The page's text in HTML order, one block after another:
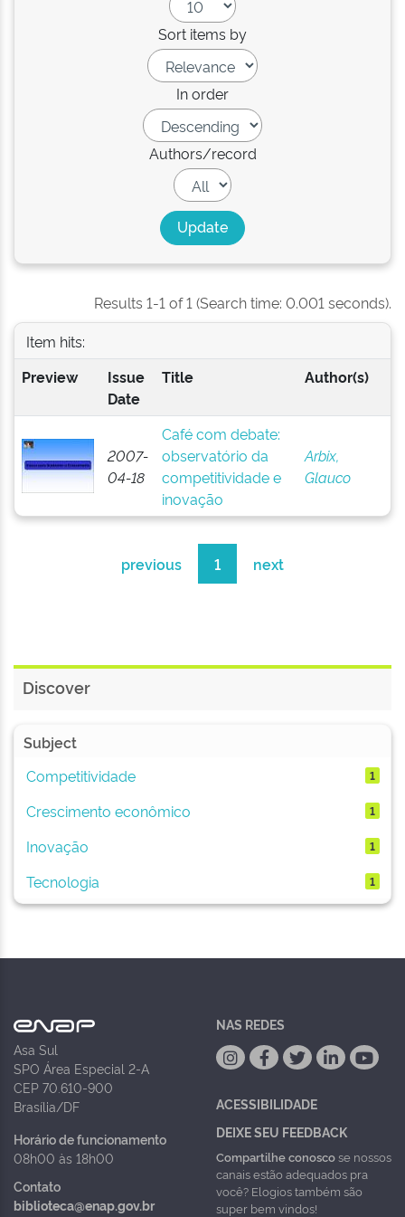
Sort items by
In order
Authors/record
Results 1-1 of 1 (Search time: 0.001 seconds).
Item hits:
Preview
Issue
Date
Title Author(s)
2007-
04-18
Café com debate:
observatório da
competitividade e
inovação
Arbix,
Glauco
previous 1 next
Discover
Subject
Competitividade
1
Crescimento econômico 1
Inovação 1
Tecnologia 1
Asa Sul
SPO Área Especial 2-A
CEP 70.610-900
Brasília/DF
Horário de funcionamento
08h00 às 18h00
Contato
biblioteca@enap.gov.br
NAS REDES
ACESSIBILIDADE
DEIXE SEU FEEDBACK
Compartilhe conoscose nossos
canais estão adequados pra
você? Elogios também são
super bem vindos!